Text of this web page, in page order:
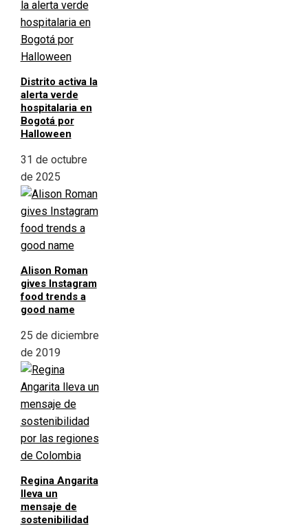
Distrito activa la
alerta verde
hospitalaria en
Bogotá por
Halloween
31 de octubre
de 2025
Alison Roman
gives Instagram
food trends a
good name
25 de diciembre
de 2019
Regina Angarita
lleva un
mensaje de
sostenibilidad